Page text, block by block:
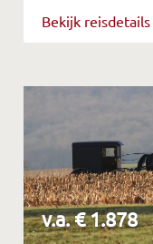
Bekijk reisdetails
v.a. € 1.878